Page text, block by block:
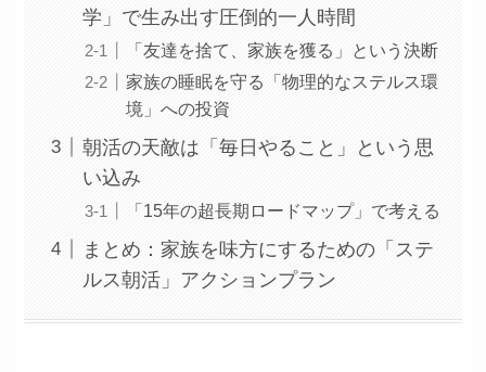
学」で生み出す圧倒的一人時間
「友達を捨て、家族を獲る」という決断
家族の睡眠を守る「物理的なステルス環
境」への投資
朝活の天敵は「毎日やること」という思
い込み
「15年の超長期ロードマップ」で考える
まとめ：家族を味方にするための「ステ
ルス朝活」アクションプラン